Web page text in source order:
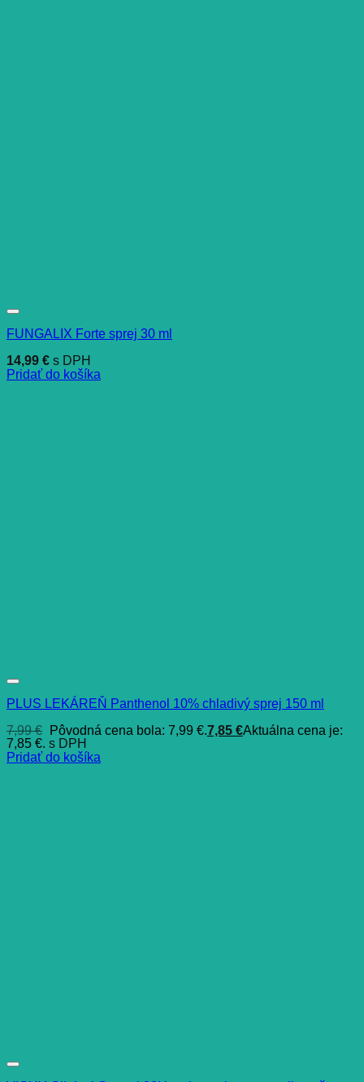
FUNGALIX Forte sprej 30 ml
14,99 € s DPH
Pridať do košíka
PLUS LEKÁREŇ Panthenol 10% chladivý sprej 150 ml
7,99€ Pôvodná cena bola: 7,99 €.7,85 €Aktuálna cena je:
7,85 €. s DPH
Pridať do košíka